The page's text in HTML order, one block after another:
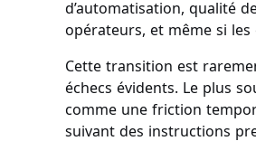
d’automatisation, qualité
opérateurs, et même si
Cette transition est
échecs évidents. Le plus
comme une friction
suivant des instructions